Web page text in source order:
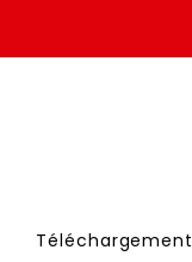
Téléchargement